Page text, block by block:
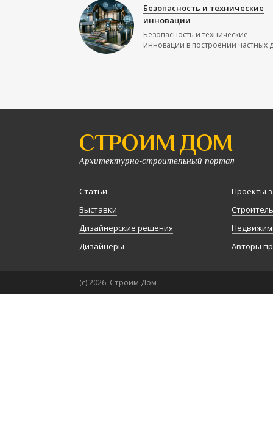
Безопасность и технические
инновации
Безопасность и технические
инновации в построении частных
СТРОИМ ДОМ
Архитектурно-строительный портал
Статьи
Выставки
Дизайнерские решения
Дизайнеры
Проекты
Авторы
(с) 2026. Строим Дом